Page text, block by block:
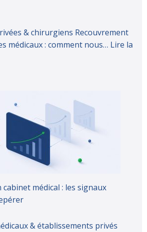
& chirurgiens Recouvrement
médicaux : comment nous… Lire la
cabinet médical : les signaux
& établissements privés